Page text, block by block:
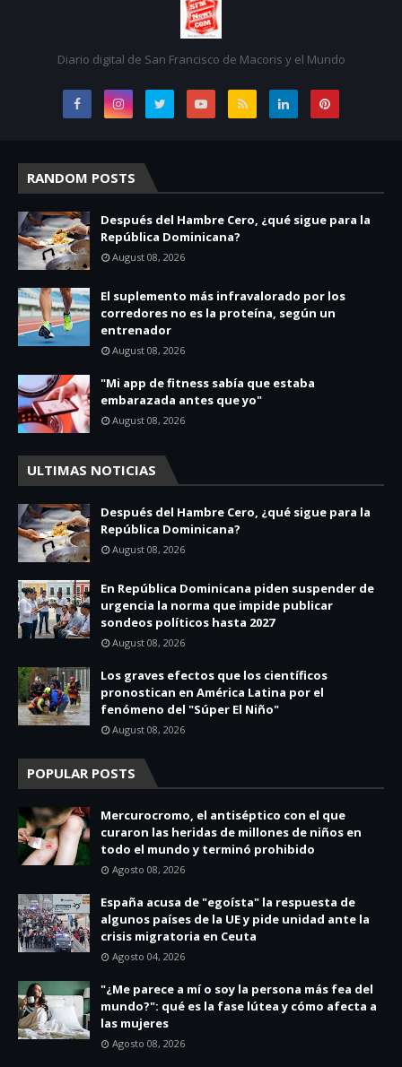
Diario digital de San Francisco de Macoris y el Mundo
RANDOM POSTS
Después del Hambre Cero, ¿qué sigue para la
República Dominicana?
August 08, 2026
El suplemento más infravalorado por los
corredores no es la proteína, según un
entrenador
August 08, 2026
"Mi app de fitness sabía que estaba
embarazada antes que yo"
August 08, 2026
ULTIMAS NOTICIAS
Después del Hambre Cero, ¿qué sigue para la
República Dominicana?
August 08, 2026
En República Dominicana piden suspender de
urgencia la norma que impide publicar
sondeos políticos hasta 2027
August 08, 2026
Los graves efectos que los científicos
pronostican en América Latina por el
fenómeno del "Súper El Niño"
August 08, 2026
POPULAR POSTS
Mercurocromo, el antiséptico con el que
curaron las heridas de millones de niños en
todo el mundo y terminó prohibido
Agosto 08, 2026
España acusa de "egoísta" la respuesta de
algunos países de la UE y pide unidad ante la
crisis migratoria en Ceuta
Agosto 04, 2026
"¿Me parece a mí o soy la persona más fea del
mundo?": qué es la fase lútea y cómo afecta a
las mujeres
Agosto 08, 2026